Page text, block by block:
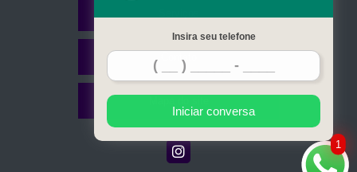
1
Insira seu telefone
Iniciar conversa